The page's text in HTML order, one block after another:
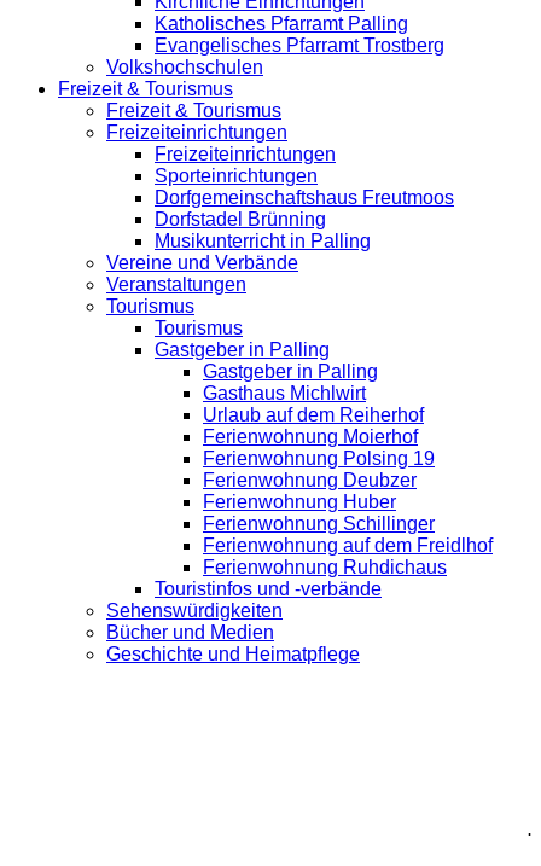
Katholisches Pfarramt Palling
Evangelisches Pfarramt Trostberg
Volkshochschulen
Freizeit & Tourismus
Freizeit & Tourismus
Freizeiteinrichtungen
Freizeiteinrichtungen
Sporteinrichtungen
Dorfgemeinschaftshaus Freutmoos
Dorfstadel Brünning
Musikunterricht in Palling
Vereine und Verbände
Veranstaltungen
Tourismus
Tourismus
Gastgeber in Palling
Gastgeber in Palling
Gasthaus Michlwirt
Urlaub auf dem Reiherhof
Ferienwohnung Moierhof
Ferienwohnung Polsing 19
Ferienwohnung Deubzer
Ferienwohnung Huber
Ferienwohnung Schillinger
Ferienwohnung auf dem Freidlhof
Ferienwohnung Ruhdichaus
Touristinfos und -verbände
Sehenswürdigkeiten
Bücher und Medien
Geschichte und Heimatpflege
.